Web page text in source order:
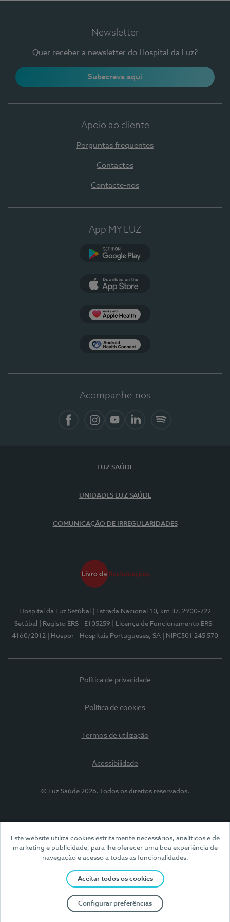
Este website utiliza cookies estritamente necessários, analíticos e de
marketing e publicidade, para lhe oferecer uma boa experiência de
navegação e acesso a todas as funcionalidades.
Aceitar todos os cookies
Configurar preferências
Newsletter
Quer receber a newsletter do Hospital da Luz?
Subscreva aqui
Apoio ao cliente
Perguntas frequentes
Contactos
Contacte-nos
App MY LUZ
Acompanhe-nos
LUZ SAÚDE
UNIDADES LUZ SAÚDE
COMUNICAÇÃO DE IRREGULARIDADES
Hospital da Luz Setúbal
| Estrada Nacional 10, km 37, 2900-722
Setúbal
| Registo ERS - E105259
| Licença de Funcionamento ERS -
4160/2012
| Hospor - Hospitais Portugueses, SA | NIPC501 245 570
Política de privacidade
Política de cookies
Termos de utilização
Acessibilidade
© Luz Saúde 2026. Todos os direitos reservados.